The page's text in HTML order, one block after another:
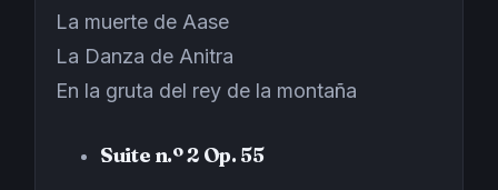
La muerte de Aase
La Danza de Anitra
En la gruta del rey de la montaña
Suite n.º 2 Op. 55